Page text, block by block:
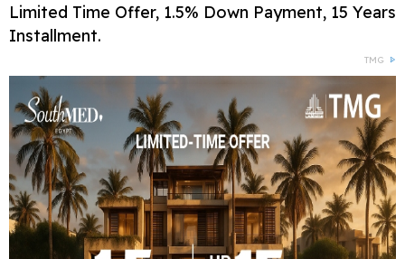
Limited Time Offer, 1.5% Down Payment, 15 Years
Installment.
TMG